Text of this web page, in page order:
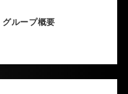
グループ概要